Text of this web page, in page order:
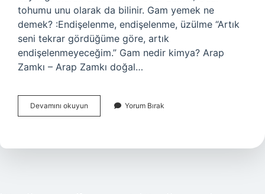
tohumu unu olarak da bilinir. Gam yemek ne
demek? :Endişelenme, endişelenme, üzülme “Artık
seni tekrar gördüğüme göre, artık
endişelenmeyeceğim.” Gam nedir kimya? Arap
Zamkı – Arap Zamkı doğal…
Devamını okuyun
Gam
Yorum Bırak